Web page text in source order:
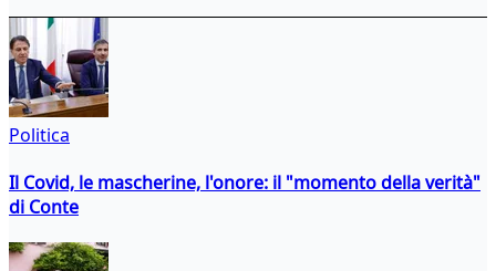
Politica
Il Covid, le mascherine, l'onore: il "momento della verità"
di Conte